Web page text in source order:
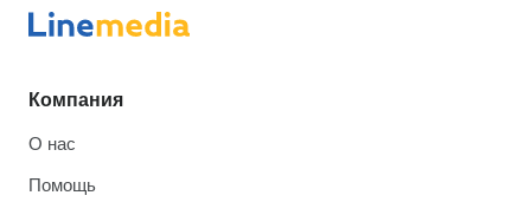
Компания
О нас
Помощь